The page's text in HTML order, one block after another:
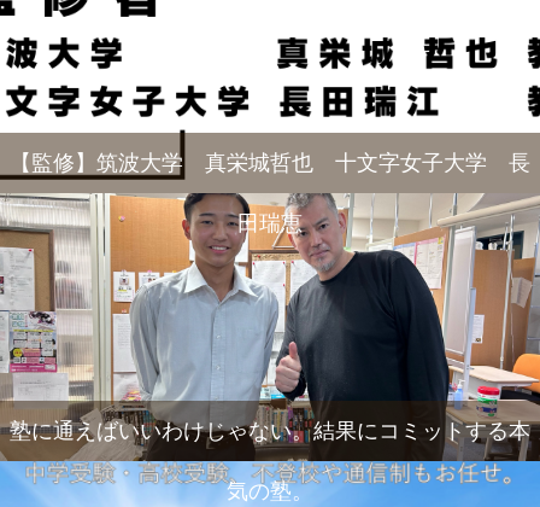
【監修】筑波大学 真栄城哲也 十文字女子大学 長
田瑞恵
塾に通えばいいわけじゃない。結果にコミットする本
気の塾。